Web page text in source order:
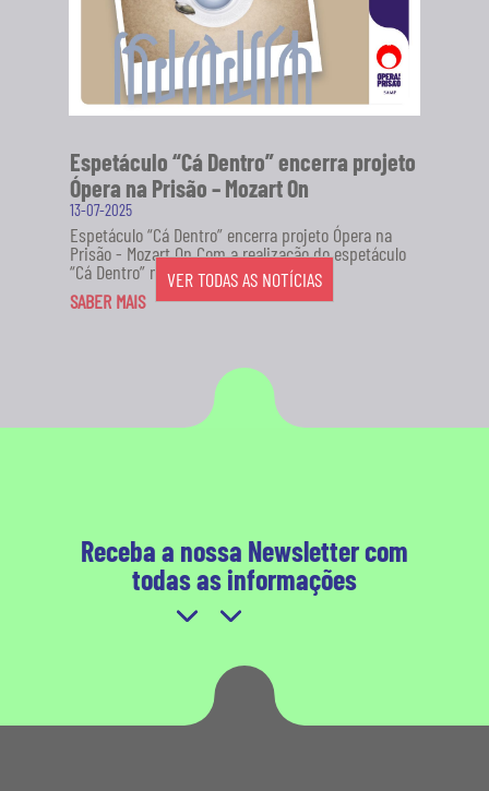
Espetáculo “Cá Dentro” encerra projeto
Ópera na Prisão – Mozart On
13-07-2025
Espetáculo “Cá Dentro” encerra projeto Ópera na
Prisão - Mozart On Com a realização do espetáculo
“Cá Dentro” no...
SABER MAIS
VER TODAS AS NOTÍCIAS
Receba a nossa Newsletter com
todas as informações